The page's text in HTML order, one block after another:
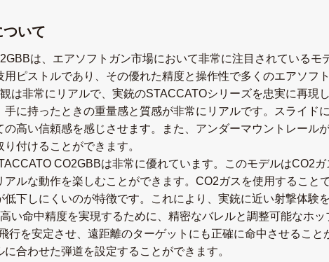
いて
は、エアソフトガン市場において非常に注目されている
ピストルであり、その優れた精度と操作性で多くのエアソフ
は非常にリアルで、実銃のSTACCATOシリーズを忠実に再現
に持ったときの重量感と質感が非常にリアルです。スライド
高い信頼感を感じさせます。また、アンダーマウントレール
付けることができます。
CO2GBBは非常に優れています。このモデルはCO2
アルな動作を楽しむことができます。CO2ガスを使用すること
下しにくいのが特徴です。これにより、実銃に近い射撃体験
い命中精度を実現するために、精密なバレルと調整可能なホ
行を安定させ、遠距離のターゲットにも正確に命中させるこ
合わせた弾道を設定することができます。